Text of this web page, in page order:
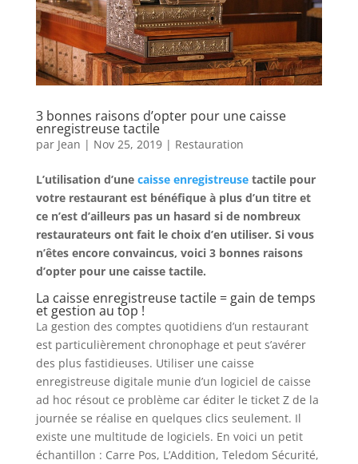
3 bonnes raisons d’opter pour une caisse
enregistreuse tactile
par Jean | Nov 25, 2019| Restauration
L’utilisation d’une caisse enregistreusetactile pour
votre restaurant est bénéfique à plus d’un titre et
ce n’est d’ailleurs pas un hasard si de nombreux
restaurateurs ont fait le choix d’en utiliser. Si vous
n’êtes encore convaincus, voici 3 bonnes raisons
d’opter pour une caisse tactile.
La caisse enregistreuse tactile = gain de temps
et gestion au top !
La gestion des comptes quotidiens d’un restaurant
est particulièrement chronophage et peut s’avérer
des plus fastidieuses. Utiliser une caisse
enregistreuse digitale munie d’un logiciel de caisse
ad hoc résout ce problème car éditer le ticket Z de la
journée se réalise en quelques clics seulement. Il
existe une multitude de logiciels. En voici un petit
échantillon : Carre Pos, L’Addition, Teledom Sécurité,